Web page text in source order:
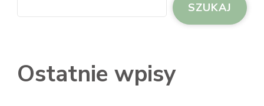
SZUKAJ
Ostatnie wpisy